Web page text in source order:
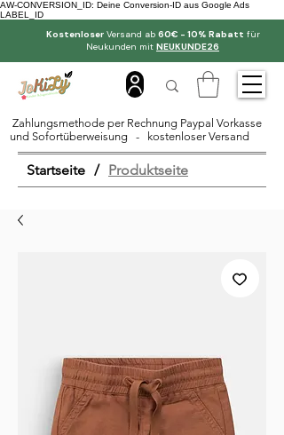
AW-CONVERSION_ID: Deine Conversion-ID aus Google Ads
LABEL_ID
KostenloserVersand ab 60€ - 10% Rabatt für
Neukunden mit NEUKUNDE26
Zahlungsmethode per Rechnung Paypal Vorkasse
und Sofortüberweisung - kostenloser Versand
Startseite / Produktseite